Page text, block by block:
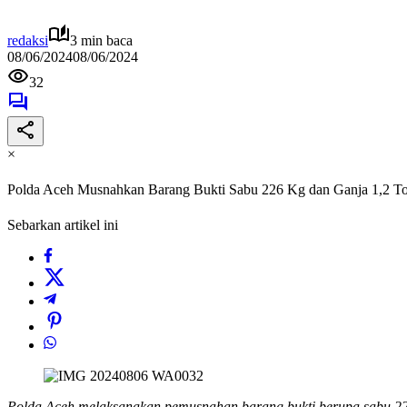
redaksi
3 min baca
08/06/202408/06/2024
32
×
Polda Aceh Musnahkan Barang Bukti Sabu 226 Kg dan Ganja 1,2
Sebarkan artikel ini